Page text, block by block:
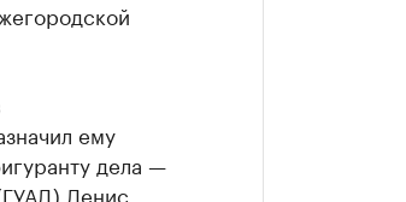
ему
дела —
Денис